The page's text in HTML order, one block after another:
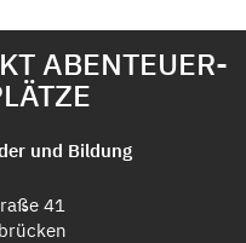
ABENTEUER-
und Bildung
41